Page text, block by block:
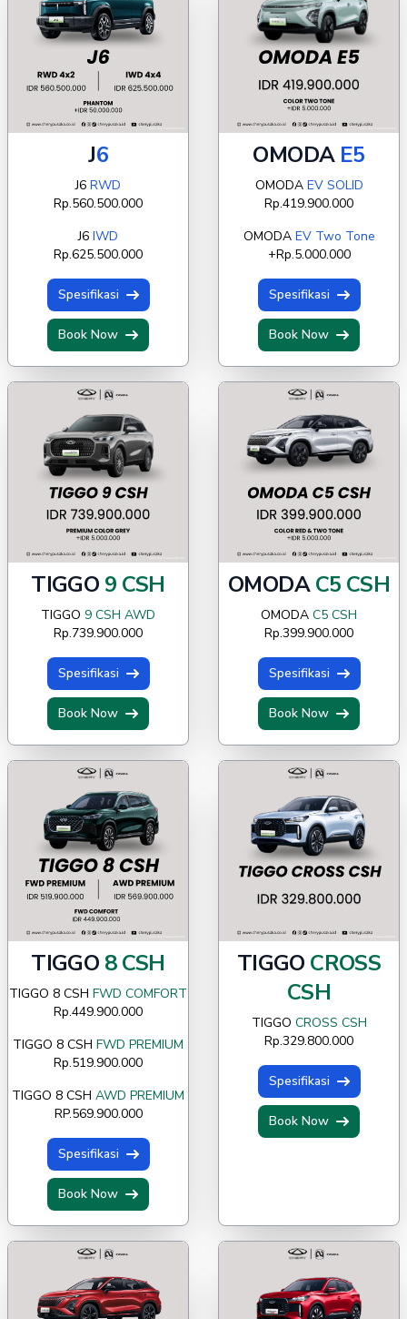
J6
J6 RWD
Rp.560.500.000
J6 IWD
Rp.625.500.000
Spesifikasi
Book Now
OMODA E5
OMODA EV SOLID
Rp.419.900.000
OMODA EV Two Tone
+Rp.5.000.000
Spesifikasi
Book Now
TIGGO 9 CSH
TIGGO 9 CSH AWD
Rp.739.900.000
Spesifikasi
Book Now
OMODAC5 CSH
OMODA C5 CSH
Rp.399.900.000
Spesifikasi
Book Now
TIGGO 8 CSH
TIGGO 8 CSH FWD COMFORT
Rp.449.900.000
TIGGO 8 CSH FWD PREMIUM
Rp.519.900.000
TIGGO 8 CSH AWD PREMIUM
RP.569.900.000
Spesifikasi
Book Now
TIGGO CROSS
CSH
TIGGO CROSS CSH
Rp.329.800.000
Spesifikasi
Book Now